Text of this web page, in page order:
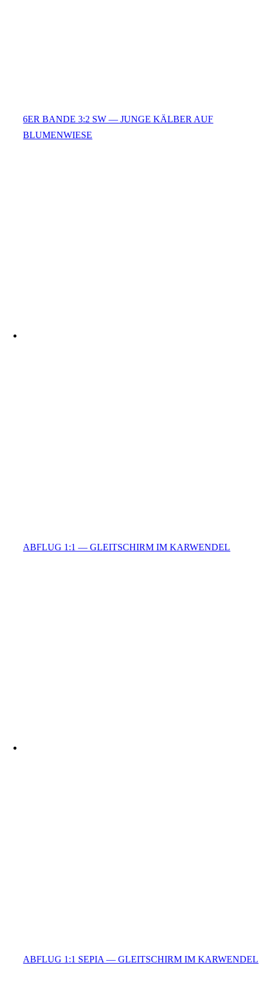
6ER BANDE 3:2 SW — JUNGE KÄLBER AUF
BLUMENWIESE
ABFLUG 1:1 — GLEITSCHIRM IM KARWENDEL
ABFLUG 1:1 SEPIA — GLEITSCHIRM IM KARWENDEL